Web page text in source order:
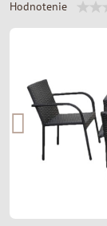
Hodnotenie